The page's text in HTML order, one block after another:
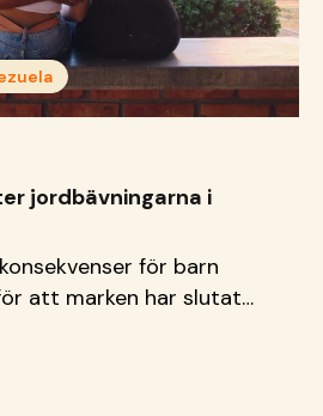
jordbävningarna i
för barn
att marken har slutat
vi gör just nu.